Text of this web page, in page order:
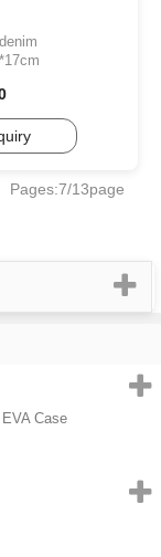
Pages:7/13page
EVA Case